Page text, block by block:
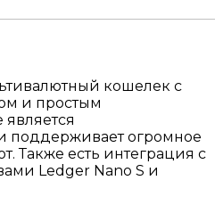
кошелек с
и простым
поддерживает огромное
Также есть интеграция с
Ledger Nano S и